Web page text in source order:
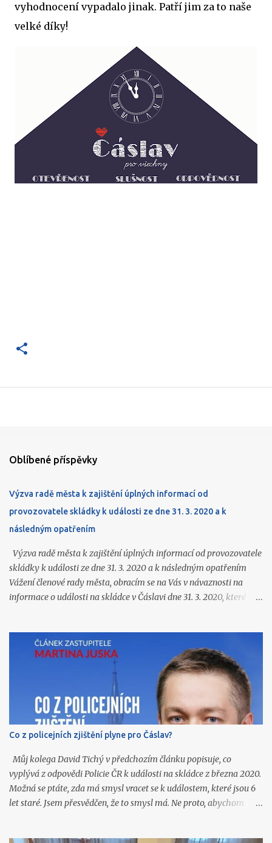
vyhodnocení vypadalo jinak. Patří jim za to naše
velké díky!
Oblíbené příspěvky
Výzva radě města k zajištění úplných informací od
provozovatele skládky k události ze dne 31. 3. 2020 a k
následným opatřením
Výzva radě města k zajištění úplných informací od provozovatele
skládky k události ze dne 31. 3. 2020 a k následným opatřením
Vážení členové rady města, obracím se na Vás v návaznosti na
informace o události na skládce v Čáslavi dne 31. 3. 2020, které
k-vybuchu-pozaru-na.html ) a o kterých jsem Vás souhrnně
informoval na zasedání zastupitelstva 22. 6. 2026. Ze zmíněného
vyrozumění a z navazujících podkladů podle mého názoru
vyplývají další závažné otázky, které dosud nejsou veřejnosti
srozumitelně a úplně zodpovězeny. Skládka v Čáslavi je zařízení,
jehož provoz dlouhodobě ovlivňuje život ve městě. V letošním roce
došlo k zahájení provozu další etapy skládkování o objemu téměř
600 tis. m 3 , jejíž provoz dle odhadů potrvá minimálně několik
let. Občané města proto potřebují vědět, co se na skládce skutečně
stalo, jaká opatření byla p...
Co z policejních zjištění plyne pro Čáslav?
Můj kolega David Tichý v předchozím článku popisuje, co
vyplývá z odpovědi Policie ČR k události na skládce z března 2020.
Možná se ptáte, zda má smysl vracet se k událostem, které jsou 6
let staré. Jsem přesvědčen, že to smysl má. Ne proto, abychom